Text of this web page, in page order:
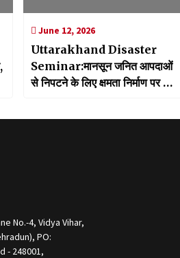
June 12, 2026
Uttarakhand Disaster
Seminar:मानसून जनित आपदाओं
से निपटने के लिए क्षमता निर्माण पर जोर,
No.-4, Vidya Vihar,
PO:
- 248001,